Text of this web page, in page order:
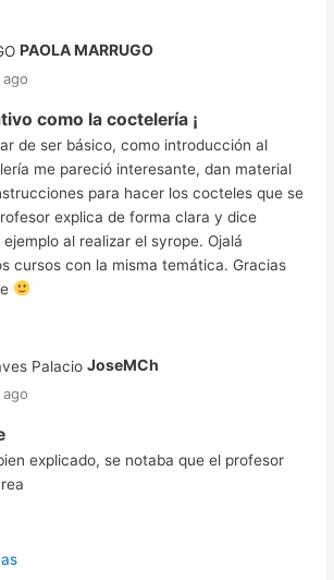
PAOLA MARRUGO
como la coctelería ¡
de ser básico, como introducción al
me pareció interesante, dan material
para hacer los cocteles que se
explica de forma clara y dice
al realizar el syrope. Ojalá
cursos con la misma temática. Gracias
JoseMCh
explicado, se notaba que el profesor